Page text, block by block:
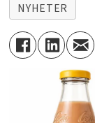
NYHETER